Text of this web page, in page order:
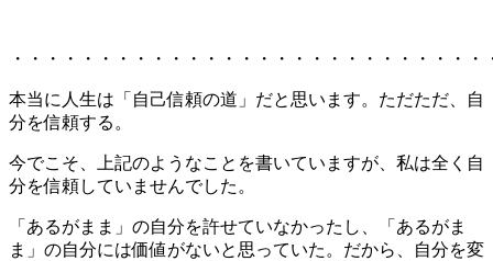
・・・・・・・・・・・・・・・・・・・・・・・・・・
本当に人生は「自己信頼の道」だと思います。ただただ、自
分を信頼する。
今でこそ、上記のようなことを書いていますが、私は全く自
分を信頼していませんでした。
「あるがまま」の自分を許せていなかったし、「あるがま
ま」の自分には価値がないと思っていた。だから、自分を変